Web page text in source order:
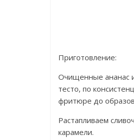
Приготовление:
Очищенные ананас
тесто, по
фритюре до
Растапливаем
карамели.